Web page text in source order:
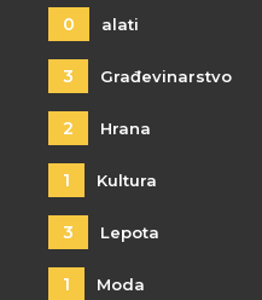
0 alati
3 Građevinarstvo
2 Hrana
1 Kultura
3 Lepota
1 Moda